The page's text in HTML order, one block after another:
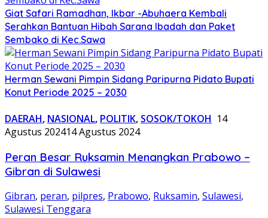
Giat Safari Ramadhan, Ikbar -Abuhaera Kembali
Serahkan Bantuan Hibah Sarana Ibadah dan Paket
Sembako di Kec.Sawa
Herman Sewani Pimpin Sidang Paripurna Pidato Bupati
Konut Periode 2025 – 2030
DAERAH, NASIONAL, POLITIK, SOSOK/TOKOH 14
Agustus 202414 Agustus 2024
Peran Besar Ruksamin Menangkan Prabowo –
Gibran di Sulawesi
Gibran, peran, pilpres, Prabowo, Ruksamin, Sulawesi,
Sulawesi Tenggara